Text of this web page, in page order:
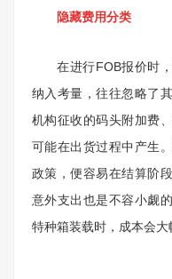
隐藏费用分类
在进行FOB报价时，
纳入考量，往往忽略了
机构征收的码头附加费
可能在出货过程中产生
政策，便容易在结算阶
意外支出也是不容小觑
特种箱装载时，成本会大